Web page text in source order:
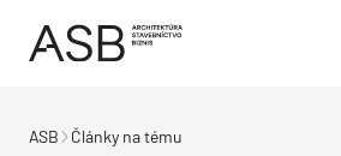
ASB Články na tému